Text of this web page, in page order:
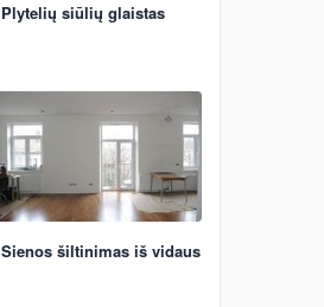
Plytelių siūlių glaistas
Sienos šiltinimas iš vidaus